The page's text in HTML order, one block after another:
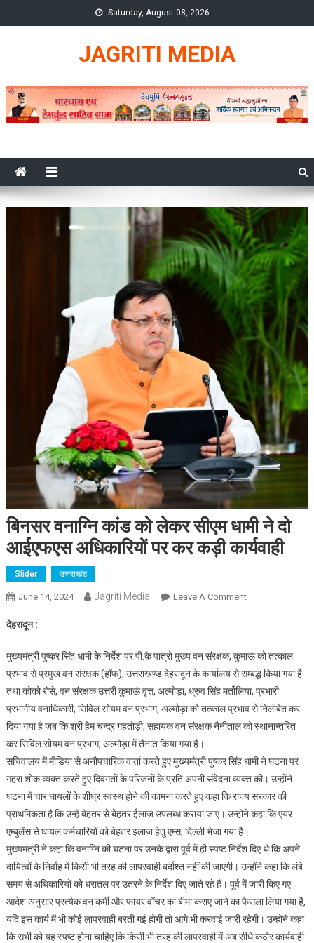
to
Saturday, August 08, 2026
JAGRITI MEDIA
बिनसर वनाग्नि कांड को लेकर सीएम धामी ने दो
आईएफएस अधिकारियों पर कर कड़ी कार्यवाही
Slider उत्तराखंड
June 14, 2024 Jagriti Media Leave A CommentOn
को
लेकर
सीएम
धामी
ने
आईएफएस
अधिकारियों
कर
कार्यवाही
देहरादून :
मुख्यमंत्री पुष्कर सिंह धामी के निर्देश पर पी.के पात्रो मुख्य वन संरक्षक, कुमाऊं को तत्काल
प्रभाव से प्रमुख वन संरक्षक (हॉफ), उत्तराखण्ड देहरादून के कार्यालय से सम्बद्ध किया गया है
तथा कोको रोसे, वन संरक्षक उत्तरी कुमाऊं वृत्त, अल्मोड़ा, ध्रुव सिंह मर्तोलिया, प्रभारी
प्रभागीय वनाधिकारी, सिविल सोयम वन प्रभाग, अल्मोड़ा को तत्काल प्रभाव से निलंबित कर
दिया गया है जब कि श्री हेम चन्द्र गहतोड़ी, सहायक वन संरक्षक नैनीताल को स्थानान्तरित
कर सिविल सोयम वन प्रभाग, अल्मोड़ा में तैनात किया गया है।
सचिवालय में मीडिया से अनौपचारिक वार्ता करते हुए मुख्यमंत्री पुष्कर सिंह धामी ने घटना पर
गहरा शोक व्यक्त करते हुए दिवंगतों के परिजनों के प्रति अपनी संवेदना व्यक्त की। उन्होंने
घटना में चार घायलों के शीघ्र स्वस्थ होने की कामना करते हुए कहा कि राज्य सरकार की
प्राथमिकता है कि उन्हें बेहतर से बेहतर ईलाज उपलब्ध कराया जाए। उन्होंने कहा कि एयर
एम्बुलेंस से घायल कर्मचारियों को बेहतर इलाज हेतु एम्स, दिल्ली भेजा गया है।
मुख्यमंत्री ने कहा कि वनाग्नि की घटना पर उनके द्वारा पूर्व में ही स्पष्ट निर्देश दिए थे कि अपने
दायित्वों के निर्वाह में किसी भी तरह की लापरवाही बर्दाश्त नहीं की जाएगी। उन्होंने कहा कि लंबे
समय से अधिकारियों को धरातल पर उतरने के निर्देश दिए जाते रहे हैं। पूर्व में जारी किए गए
आदेश अनुसार प्रत्येक वन कर्मी और फायर वॉचर का बीमा कराए जाने का फैसला लिया गया है,
यदि इस कार्य में भी कोई लापरवाही बरती गई होगी तो आगे भी करवाई जारी रहेगी। उन्होंने कहा
कि सभी को यह स्पष्ट होना चाहिए कि किसी भी तरह की लापरवाही में अब सीधे कठोर कार्यवाही